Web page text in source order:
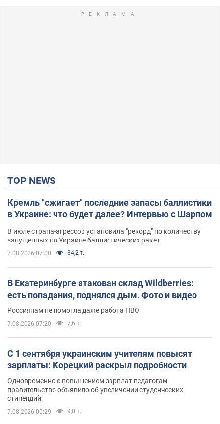
TOP NEWS
Кремль "сжигает" последние запасы баллистики
в Украине: что будет далее? Интервью с Шарпом
В июле страна-агрессор установила "рекорд" по количеству
запущенных по Украине баллистических ракет
7.08.2026 07:00 34,2 т.
В Екатеринбурге атакован склад Wildberries:
есть попадания, поднялся дым. Фото и видео
Россиянам не помогла даже работа ПВО
7.08.2026 07:20 7,6 т.
С 1 сентября украинским учителям повысят
зарплаты: Корецкий раскрыл подробности
Одновременно с повышением зарплат педагогам
правительство объявило об увеличении студенческих
стипендий
7.08.2026 00:29 9,0 т.